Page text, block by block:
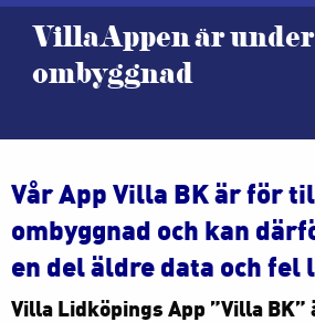
VillaAppen är under
ombyggnad
Vår App Villa BK är för
ombyggnad och kan
en del äldre data och fel
Villa Lidköpings App ”Villa